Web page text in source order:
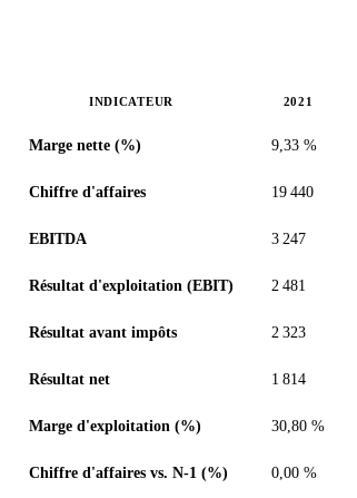
INDICATEUR 2021
Marge nette (%) 9,33 %
Chiffre d'affaires 19 440
EBITDA 3 247
Résultat d'exploitation (EBIT) 2 481
Résultat avant impôts 2 323
Résultat net 1 814
Marge d'exploitation (%) 30,80 %
Chiffre d'affaires vs. N-1 (%) 0,00 %